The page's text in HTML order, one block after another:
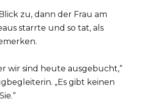
zu, dann der Frau am
starrte und so tat, als
wir sind heute ausgebucht,“
„Es gibt keinen